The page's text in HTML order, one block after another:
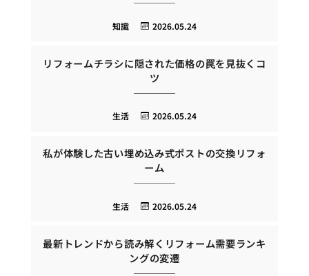
2026.05.24
知識
リフォームチラシに隠された価格の罠を見抜くコ
ツ
2026.05.24
生活
私が体験した古い埋め込み式ポストの交換リフォ
ーム
2026.05.24
生活
最新トレンドから読み解くリフォーム需要ランキ
ングの変遷